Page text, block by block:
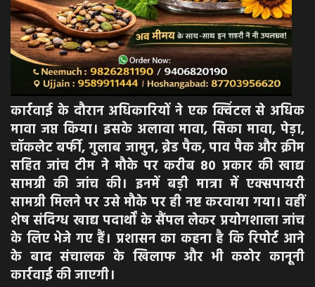
कार्रवाई के दौरान अधिकारियों ने एक क्विंटल से अधिक
मावा जप्त किया। इसके अलावा मावा, सिका मावा, पेड़ा,
चॉकलेट बर्फी, गुलाब जामुन, ब्रेड पैक, पाव पैक और क्रीम
सहित जांच टीम ने मौके पर करीब 80 प्रकार की खाद्य
सामग्री की जांच की। इनमें बड़ी मात्रा में एक्सपायरी
सामग्री मिलने पर उसे मौके पर ही नष्ट करवाया गया। वहीं
शेष संदिग्ध खाद्य पदार्थों के सैंपल लेकर प्रयोगशाला जांच
के लिए भेजे गए हैं। प्रशासन का कहना है कि रिपोर्ट आने
के बाद संचालक के खिलाफ और भी कठोर कानूनी
कार्रवाई की जाएगी।